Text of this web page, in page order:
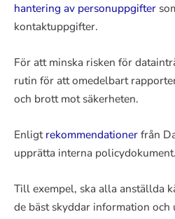
hantering av personuppgifter
kontaktuppgifter.
För att minska risken för
rutin för att omedelbart
och brott mot säkerheten.
Enligtrekommendationerfrån
upprätta interna policydokument.
Till exempel, ska alla anställda
de bäst skyddar information